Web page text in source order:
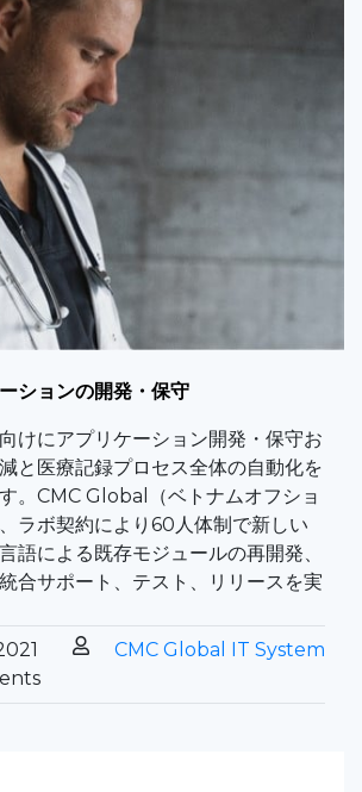
ションの開発・保守
けにアプリケーション開発・保守お
と医療記録プロセス全体の自動化を
。CMC Global（ベトナムオフショ
ラボ契約により60人体制で新しい
語による既存モジュールの再開発、
合サポート、テスト、リリースを実
CMC Global IT System